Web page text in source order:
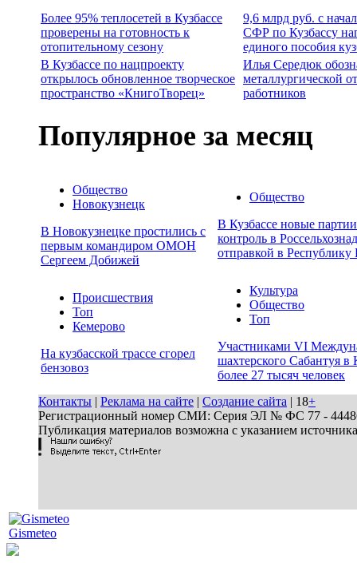
Более 95% теплосетей в Кузбассе
проверены на готовность к
отопительному сезону
9,6 млрд руб. с
СФР по Кузбассу
единого пособия
В Кузбассе по нацпроекту
открылось обновленное творческое
пространство «КнигоТворец»
Илья Середюк
металлургической
работников
Популярное за месяц
Общество
Новокузнецк
В Новокузнецке простились с
первым командиром ОМОН
Сергеем Добижей
Общество
В Кузбассе новые
контроль в
отправкой в Республику
Происшествия
Топ
Кемерово
На кузбасской трассе сгорел
бензовоз
Культура
Общество
Топ
Участниками VI
шахтерского Сабантуя в
более 27 тысяч человек
Контакты | Реклама на сайте | Создание сайта | 18+
Регистрационный номер СМИ: Серия ЭЛ № ФС 77 - 44486
Публикация материалов возможна с указанием
Gismeteo